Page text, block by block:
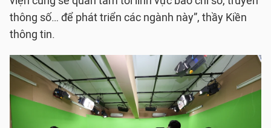
thông số… để phát triển các ngành này”, thầy Kiền
thông tin.